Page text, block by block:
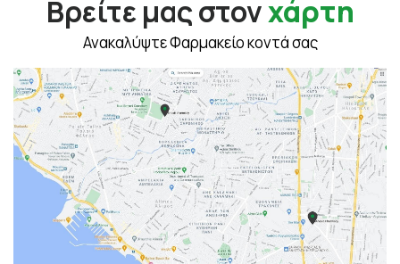
Βρείτε μας στονχάρτη
Ανακαλύψτε Φαρμακείο κοντά σας